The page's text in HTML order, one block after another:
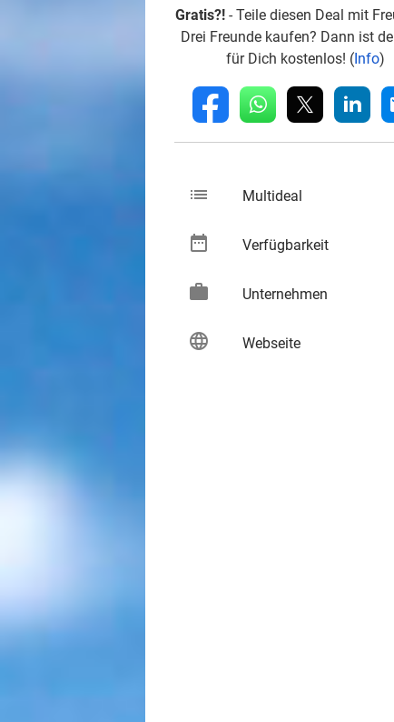
Gratis?!- Teile diesen Deal mit
Drei Freunde kaufen? Dann ist
für Dich kostenlos! (Info)
fb whatsapp linkedin
list Multideal
date_range Verfügbarkeit
work Unternehmen
language Webseite